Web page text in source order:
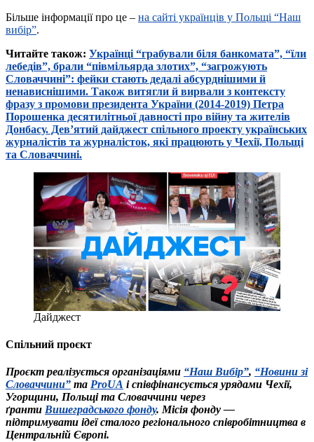
Більше інформації про це – на сайті українців у Польщі “Наш
вибір”.
Читайте також: Українці “грабували біля банкомата”, “їли
лебедів”, брали “півмільярда злотих”, “загрожують
Словаччині”: фейки стають дедалі абсурднішими й
ненависнішими. Також витягли й вирвали з контексту
фразу з промови президента України (2014-2019) Петра
Порошенка десятилітньої давності про війну та жителів
Донбасу. Дев’ятий дайджест спільного проекту українських
журналістів та журналісток, які працюють у Чехії, Польщі
та Словаччині.
Дайджест
Спільний проєкт
Проєкт реалізується організаціями “Наш Вибір”, “Новини зі
Словаччини” та ProUA і співфінансується урядами Чехії,
Угорщини, Польщі та Словаччини через
ґранти Вишеградського фонду. Місія фонду —
підтримувати ідеї сталого регіонального співробітництва в
Центральній Європі.